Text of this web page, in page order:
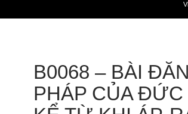
B0068 – BÀI
PHÁP CỦA ĐỨC